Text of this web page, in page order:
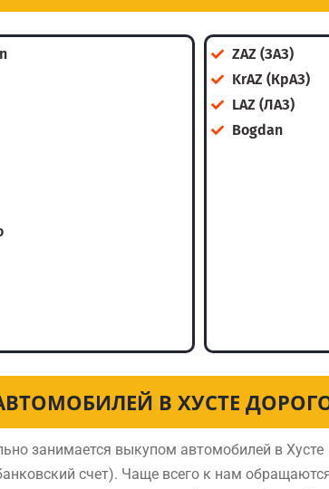
ZAZ (ЗАЗ)
KrAZ (КрАЗ)
LAZ (ЛАЗ)
Bogdan
В ХУСТЕ
занимается выкупом автомобилей в
счет). Чаще всего к нам